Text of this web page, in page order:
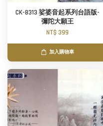
CK-8313 娑婆音起系列台語版-
彌陀大願王
NT$ 399
加入購物車